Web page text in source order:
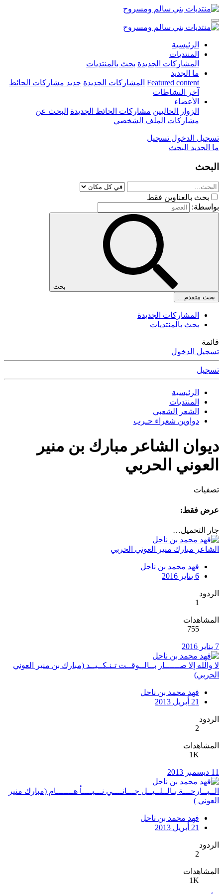
الرئيسية
المنتديات
المشاركات الجديدة بحث بالمنتديات
ما الجديد
Featured content المشاركات الجديدة جديد مشاركات الحائط
آخر النشاطات
الأعضاء
الزوار الحاليين مشاركات الحائط الجديدة البحث عن
مشاركات الملف الشخصي
تسجيل الدخول تسجيل
ما الجديد البحث
البحث
بحث بالعناوين فقط
بواسطة:
بحث
بحث متقدم…
المشاركات الجديدة
بحث بالمنتديات
قائمة
تسجيل الدخول
تسجيل
الرئيسية
المنتديات
الشعر الشعبي
دواوين شعراء حـرب
ديوان الشاعر مبارك بن منير
العوني الحربي
تصفيات
عرض فقط:
جار التحميل…
الشاعر مبارك منير العوني الحربي
فهد محمد بن ناحل
6 يناير 2016
الردود
1
المشاهدات
755
7 يناير 2016
لا والله إلا صــــــار بــالــوقــت تـنـكــيــد (مبارك بن منير العوني
الحربي)
فهد محمد بن ناحل
21 أبريل 2013
الردود
2
المشاهدات
1K
11 ديسمبر 2013
الــبــارحـــة بـالــلــيــل جـــانــــي نـــبــــأ هـــــــام (مبارك منير
العوني )
فهد محمد بن ناحل
21 أبريل 2013
الردود
2
المشاهدات
1K